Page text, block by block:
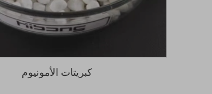
كبريتات الأمونيوم